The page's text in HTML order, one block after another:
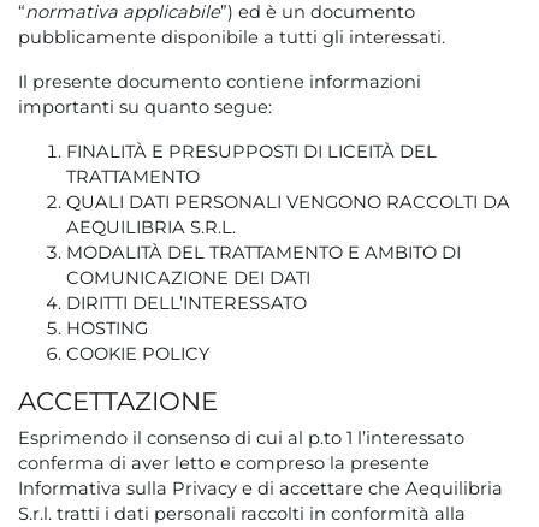
“normativa applicabile”) ed è un documento
pubblicamente disponibile a tutti gli interessati.
Il presente documento contiene informazioni
importanti su quanto segue:
FINALITÀ E PRESUPPOSTI DI LICEITÀ DEL
TRATTAMENTO
QUALI DATI PERSONALI VENGONO RACCOLTI DA
AEQUILIBRIA S.R.L.
MODALITÀ DEL TRATTAMENTO E AMBITO DI
COMUNICAZIONE DEI DATI
DIRITTI DELL’INTERESSATO
HOSTING
COOKIE POLICY
ACCETTAZIONE
Esprimendo il consenso di cui al p.to 1 l’interessato
conferma di aver letto e compreso la presente
Informativa sulla Privacy e di accettare che Aequilibria
S.r.l. tratti i dati personali raccolti in conformità alla